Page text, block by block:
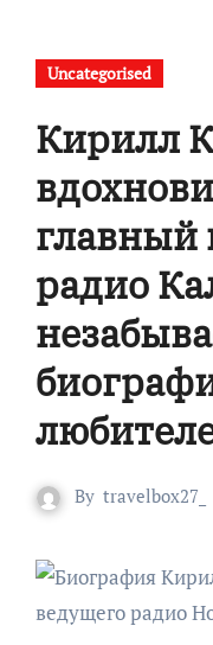
Uncategorised
Кирилл
главный
радио
By travelbox27_